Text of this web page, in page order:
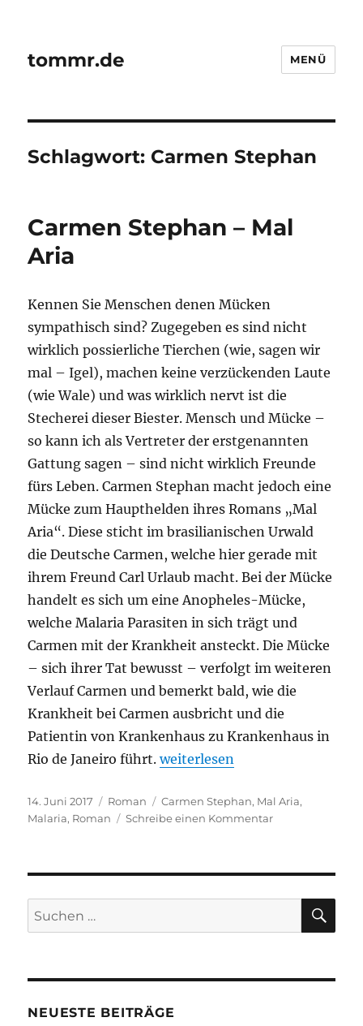
tommr.de MENÜ
Schlagwort: Carmen Stephan
Carmen Stephan – Mal
Aria
Kennen Sie Menschen denen Mücken
sympathisch sind? Zugegeben es sind nicht
wirklich possierliche Tierchen (wie, sagen wir
mal – Igel), machen keine verzückenden Laute
(wie Wale) und was wirklich nervt ist die
Stecherei dieser Biester. Mensch und Mücke –
so kann ich als Vertreter der erstgenannten
Gattung sagen – sind nicht wirklich Freunde
fürs Leben. Carmen Stephan macht jedoch eine
Mücke zum Haupthelden ihres Romans „Mal
Aria“. Diese sticht im brasilianischen Urwald
die Deutsche Carmen, welche hier gerade mit
ihrem Freund Carl Urlaub macht. Bei der Mücke
handelt es sich um eine Anopheles-Mücke,
welche Malaria Parasiten in sich trägt und
Carmen mit der Krankheit ansteckt. Die Mücke
– sich ihrer Tat bewusst – verfolgt im weiteren
Verlauf Carmen und bemerkt bald, wie die
Krankheit bei Carmen ausbricht und die
Patientin von Krankenhaus zu Krankenhaus in
Rio de Janeiro führt.„Carmen Stephan – Mal Aria“
weiterlesen
Veröffentlicht
am
14. Juni 2017 Kategorien
Roman Schlagwörter
Carmen Stephan, Mal Aria,
Malaria, Roman Schreibe einen Kommentarzu
Aria
Suchen
nach:
NEUESTE BEITRÄGE